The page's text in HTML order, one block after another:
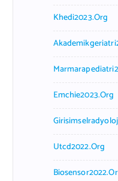
Khedi2023.org
Emchie2023.org
Utcd2022.org